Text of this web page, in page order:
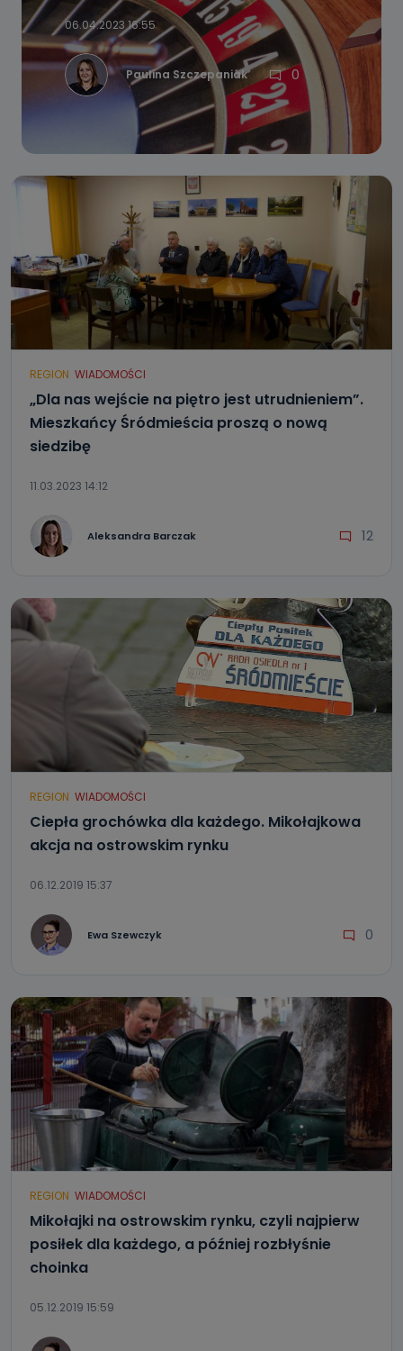
06.04.2023 16:55
Paulina Szczepaniak 0
REGION WIADOMOŚCI
„Dla nas wejście na piętro jest utrudnieniem”.
Mieszkańcy Śródmieścia proszą o nową
siedzibę
11.03.2023 14:12
Aleksandra Barczak 12
REGION WIADOMOŚCI
Ciepła grochówka dla każdego. Mikołajkowa
akcja na ostrowskim rynku
06.12.2019 15:37
Ewa Szewczyk 0
REGION WIADOMOŚCI
Mikołajki na ostrowskim rynku, czyli najpierw
posiłek dla każdego, a później rozbłyśnie
choinka
05.12.2019 15:59